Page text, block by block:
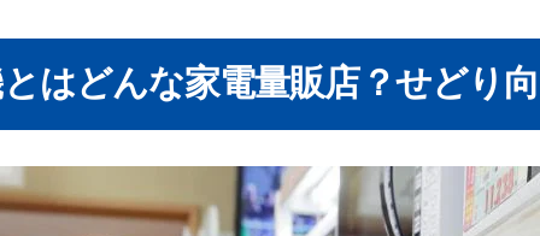
はどんな家電量販店？せどり